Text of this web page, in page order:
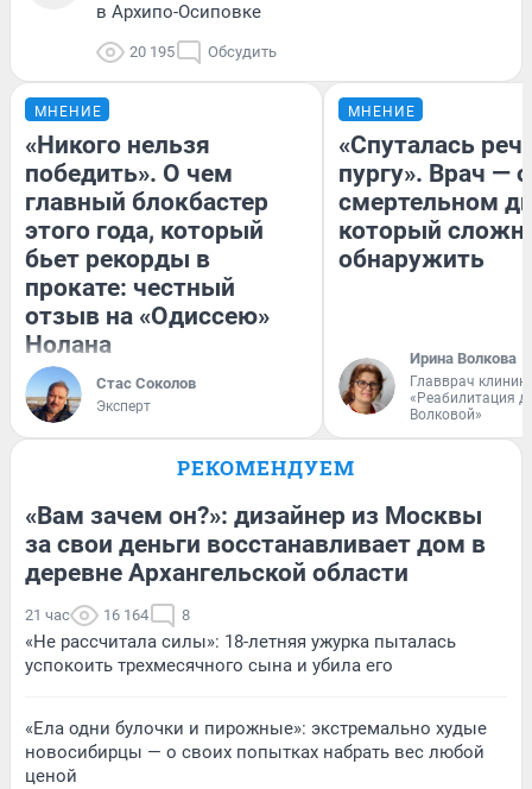
в Архипо-Осиповке
20 195 Обсудить
МНЕНИЕ
«Никого нельзя
победить». О чем
главный блокбастер
этого года, который
бьет рекорды в
прокате: честный
отзыв на «Одиссею»
Нолана
Стас Соколов
Эксперт
МНЕНИЕ
«Спуталась
пургу». Врач — о
смертельном
который
обнаружить
Ирина Волкова
Главврач
«Реабилитация
Волковой»
РЕКОМЕНДУЕМ
«Вам зачем он?»: дизайнер из Москвы
за свои деньги восстанавливает дом в
деревне Архангельской области
21 час 16 164 8
«Не рассчитала силы»: 18-летняя ужурка пыталась
успокоить трехмесячного сына и убила его
«Ела одни булочки и пирожные»: экстремально худые
новосибирцы — о своих попытках набрать вес любой
ценой